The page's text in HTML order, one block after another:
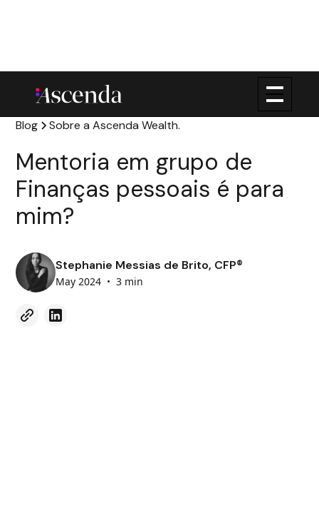
Blog Sobre a Ascenda Wealth.
Mentoria em grupo de
Finanças pessoais é para
mim?
Stephanie Messias de Brito, CFP®
May 2024 • 3 min